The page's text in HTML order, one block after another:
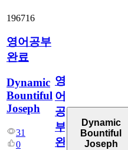
196716
영어공부
완료
Dynamic
Bountiful
Joseph
31
0
영
어
공
부
완
Dynamic
Bountiful
Joseph